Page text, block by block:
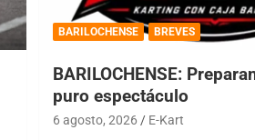
BARILOCHENSE BREVES
BARILOCHENSE:
puro espectáculo
6 agosto, 2026 E-Kart